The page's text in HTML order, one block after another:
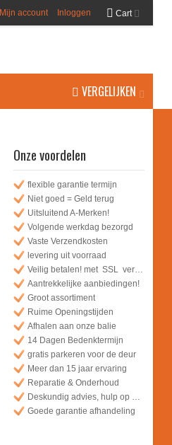
Cart
Mijn account Inloggen
VERGELIJKEN
Onze voordelen
flexible garantie termijn
Niet goed = Geld terug
Uitsluitend A-Merken!
Volgende werkdag bezorgd
Vaste Verzendkosten
levering uit voorraad
Veilig betalen! met SSL verbinding
Aantrekkelijke aanbiedingen!
Groot assortiment
Ruime Openingstijden
Afhalen aan onze balie
14 Dagen Bedenktermijn
gratis parkeren voor de deur
Meer dan 15 jaar ervaring
Reparatie & Onderhoud
Deskundig advies, hulp op afstand
Goede garantie afhandeling